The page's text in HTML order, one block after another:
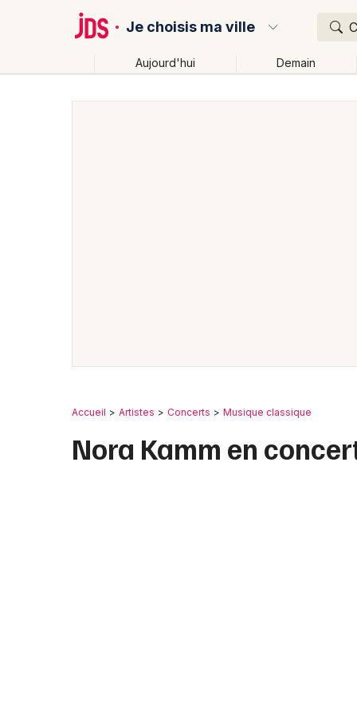
Je choisis ma ville
Aujourd'hui Demain
Accueil Artistes Concerts Musique classique
Nora Kamm en